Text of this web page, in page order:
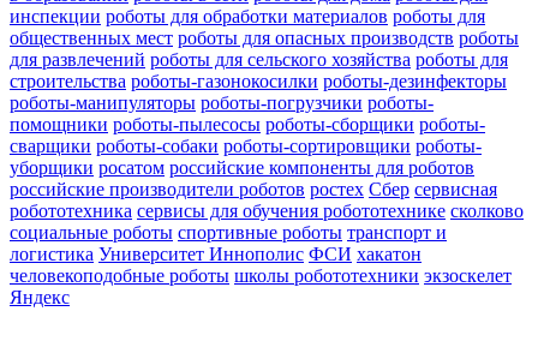
инспекции роботы для обработки материалов роботы для
общественных мест роботы для опасных производств роботы
для развлечений роботы для сельского хозяйства роботы для
строительства роботы-газонокосилки роботы-дезинфекторы
роботы-манипуляторы роботы-погрузчики роботы-
помощники роботы-пылесосы роботы-сборщики роботы-
сварщики роботы-собаки роботы-сортировщики роботы-
уборщики росатом российские компоненты для роботов
российские производители роботов ростех Сбер сервисная
робототехника сервисы для обучения робототехнике сколково
социальные роботы спортивные роботы транспорт и
логистика Университет Иннополис ФСИ хакатон
человекоподобные роботы школы робототехники экзоскелет
Яндекс